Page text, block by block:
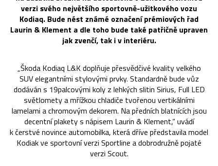
verzi svého největšího sportovně-užitkového vozu
Kodiaq. Bude nést známé označení prémiových řad
Laurin & Klement a dle toho bude také patřičně upraven
jak zvenčí, tak i v interiéru.
„Škoda Kodiaq L&K doplňuje přesvědčivé kvality velkého
SUV elegantními stylovými prvky. Standardně bude vůz
dodáván s 19palcovými koly z lehkých slitin Sirius, Full LED
světlomety a mřížkou chladiče tvořenou vertikálními
lamelami a chromovým dekorem. Na předních blatnících jsou
decentní plakety s nápisem Laurin & Klement,“ uvádí
k čerstvé novince automobilka, která dříve představila model
Kodiak ve sportovní verzi Sportline a dobrodružně pojaté
verzi Scout.